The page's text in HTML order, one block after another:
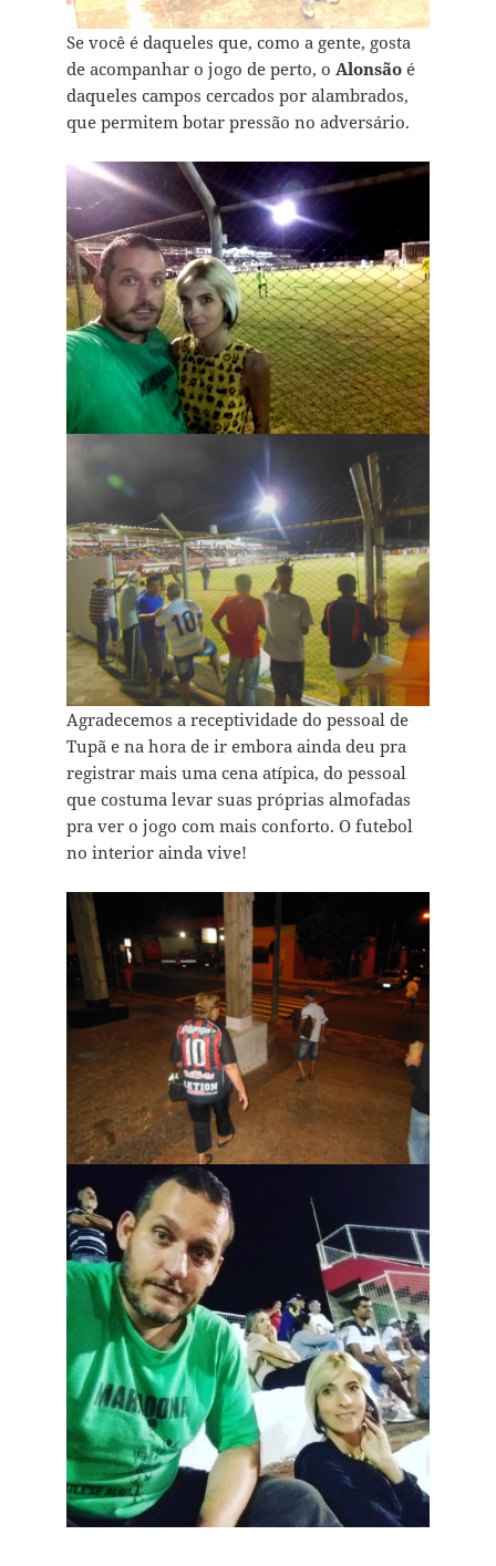
Se você é daqueles que, como a gente, gosta
de acompanhar o jogo de perto, o Alonsãoé
daqueles campos cercados por alambrados,
que permitem botar pressão no adversário.
Agradecemos a receptividade do pessoal de
Tupã e na hora de ir embora ainda deu pra
registrar mais uma cena atípica, do pessoal
que costuma levar suas próprias almofadas
pra ver o jogo com mais conforto. O futebol
no interior ainda vive!